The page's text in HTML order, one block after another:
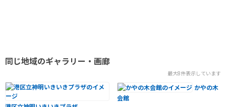
同じ地域のギャラリー・画廊
最大8件表示しています
かやの木
会館